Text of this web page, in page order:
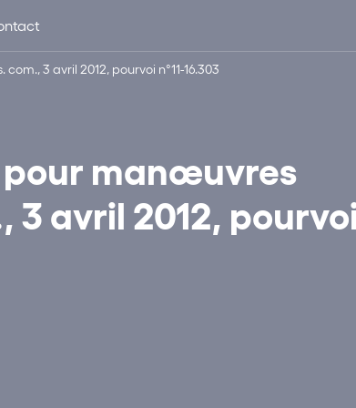
3 avril 2012, pourvoi n°11-16.303
manœuvres
3 avril 2012,